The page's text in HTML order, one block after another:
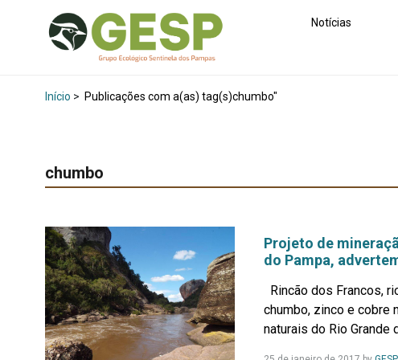
Notícias
Início > Publicações com a(as) tag(s)chumbo"
chumbo
Projeto de
do Pampa,
Rincão dos Francos,
chumbo, zinco e cobre
naturais do Rio Grande